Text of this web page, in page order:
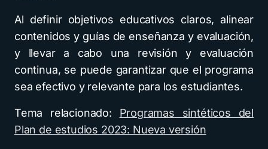
Al definir objetivos educativos claros, alinear
contenidos y guías de enseñanza y evaluación,
y llevar a cabo una revisión y evaluación
continua, se puede garantizar que el programa
sea efectivo y relevante para los estudiantes.
Tema relacionado: Programas sintéticos del
Plan de estudios 2023: Nueva versión